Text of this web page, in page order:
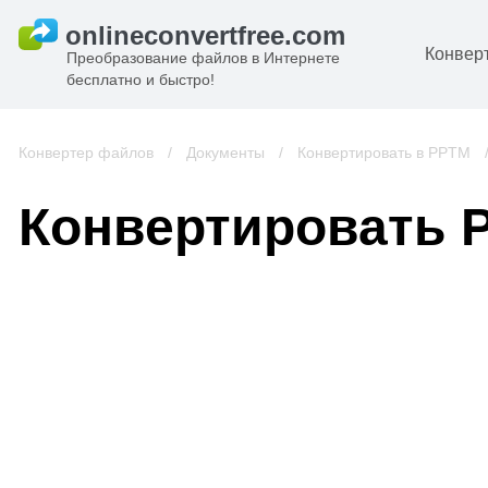
Преобразование файлов в Интернете
бесплатно и быстро!
Конвертер файлов / Документы / Конвертировать в PPTM /
Конвертировать